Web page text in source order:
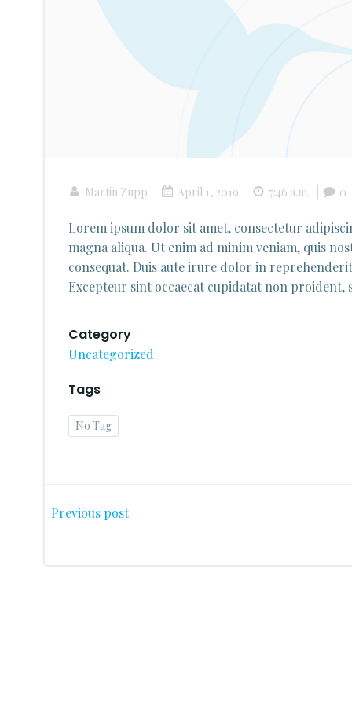
Martin Zupp April 1, 2019 7:46 a.m. 0
Lorem ipsum dolor sit amet, consectetur
magna aliqua. Ut enim ad minim veniam, quis
consequat. Duis aute irure dolor in
Excepteur sint occaecat cupidatat non
Category
Uncategorized
Tags
No Tag
Post
Previous post